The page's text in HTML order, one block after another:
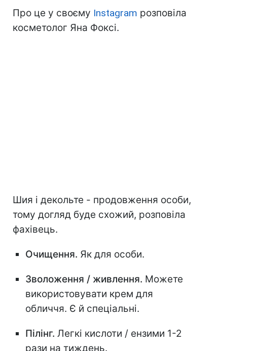
Про це у своєму Instagram розповіла
косметолог Яна Фоксі.⠀
Шия і декольте - продовження особи,
тому догляд буде схожий, розповіла
фахівець.
Очищення. Як для особи.
Зволоження / живлення. Можете
використовувати крем для
обличчя. Є й спеціальні.
Пілінг. Легкі кислоти / ензими 1-2
рази на тиждень.